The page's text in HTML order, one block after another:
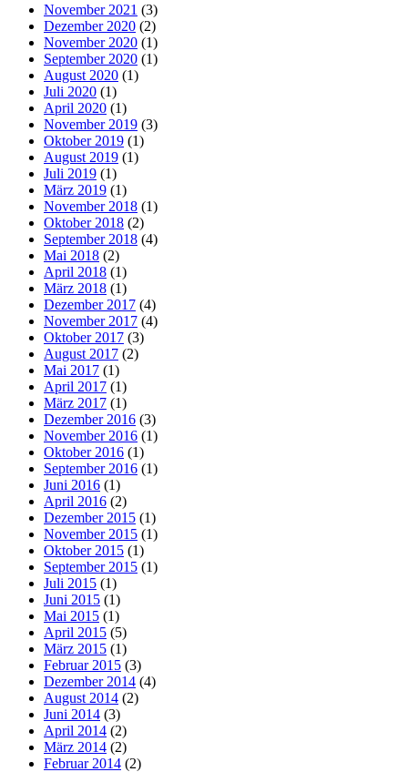
November 2021 (3)
Dezember 2020 (2)
November 2020 (1)
September 2020 (1)
August 2020 (1)
Juli 2020 (1)
April 2020 (1)
November 2019 (3)
Oktober 2019 (1)
August 2019 (1)
Juli 2019 (1)
März 2019 (1)
November 2018 (1)
Oktober 2018 (2)
September 2018 (4)
Mai 2018 (2)
April 2018 (1)
März 2018 (1)
Dezember 2017 (4)
November 2017 (4)
Oktober 2017 (3)
August 2017 (2)
Mai 2017 (1)
April 2017 (1)
März 2017 (1)
Dezember 2016 (3)
November 2016 (1)
Oktober 2016 (1)
September 2016 (1)
Juni 2016 (1)
April 2016 (2)
Dezember 2015 (1)
November 2015 (1)
Oktober 2015 (1)
September 2015 (1)
Juli 2015 (1)
Juni 2015 (1)
Mai 2015 (1)
April 2015 (5)
März 2015 (1)
Februar 2015 (3)
Dezember 2014 (4)
August 2014 (2)
Juni 2014 (3)
April 2014 (2)
März 2014 (2)
Februar 2014 (2)